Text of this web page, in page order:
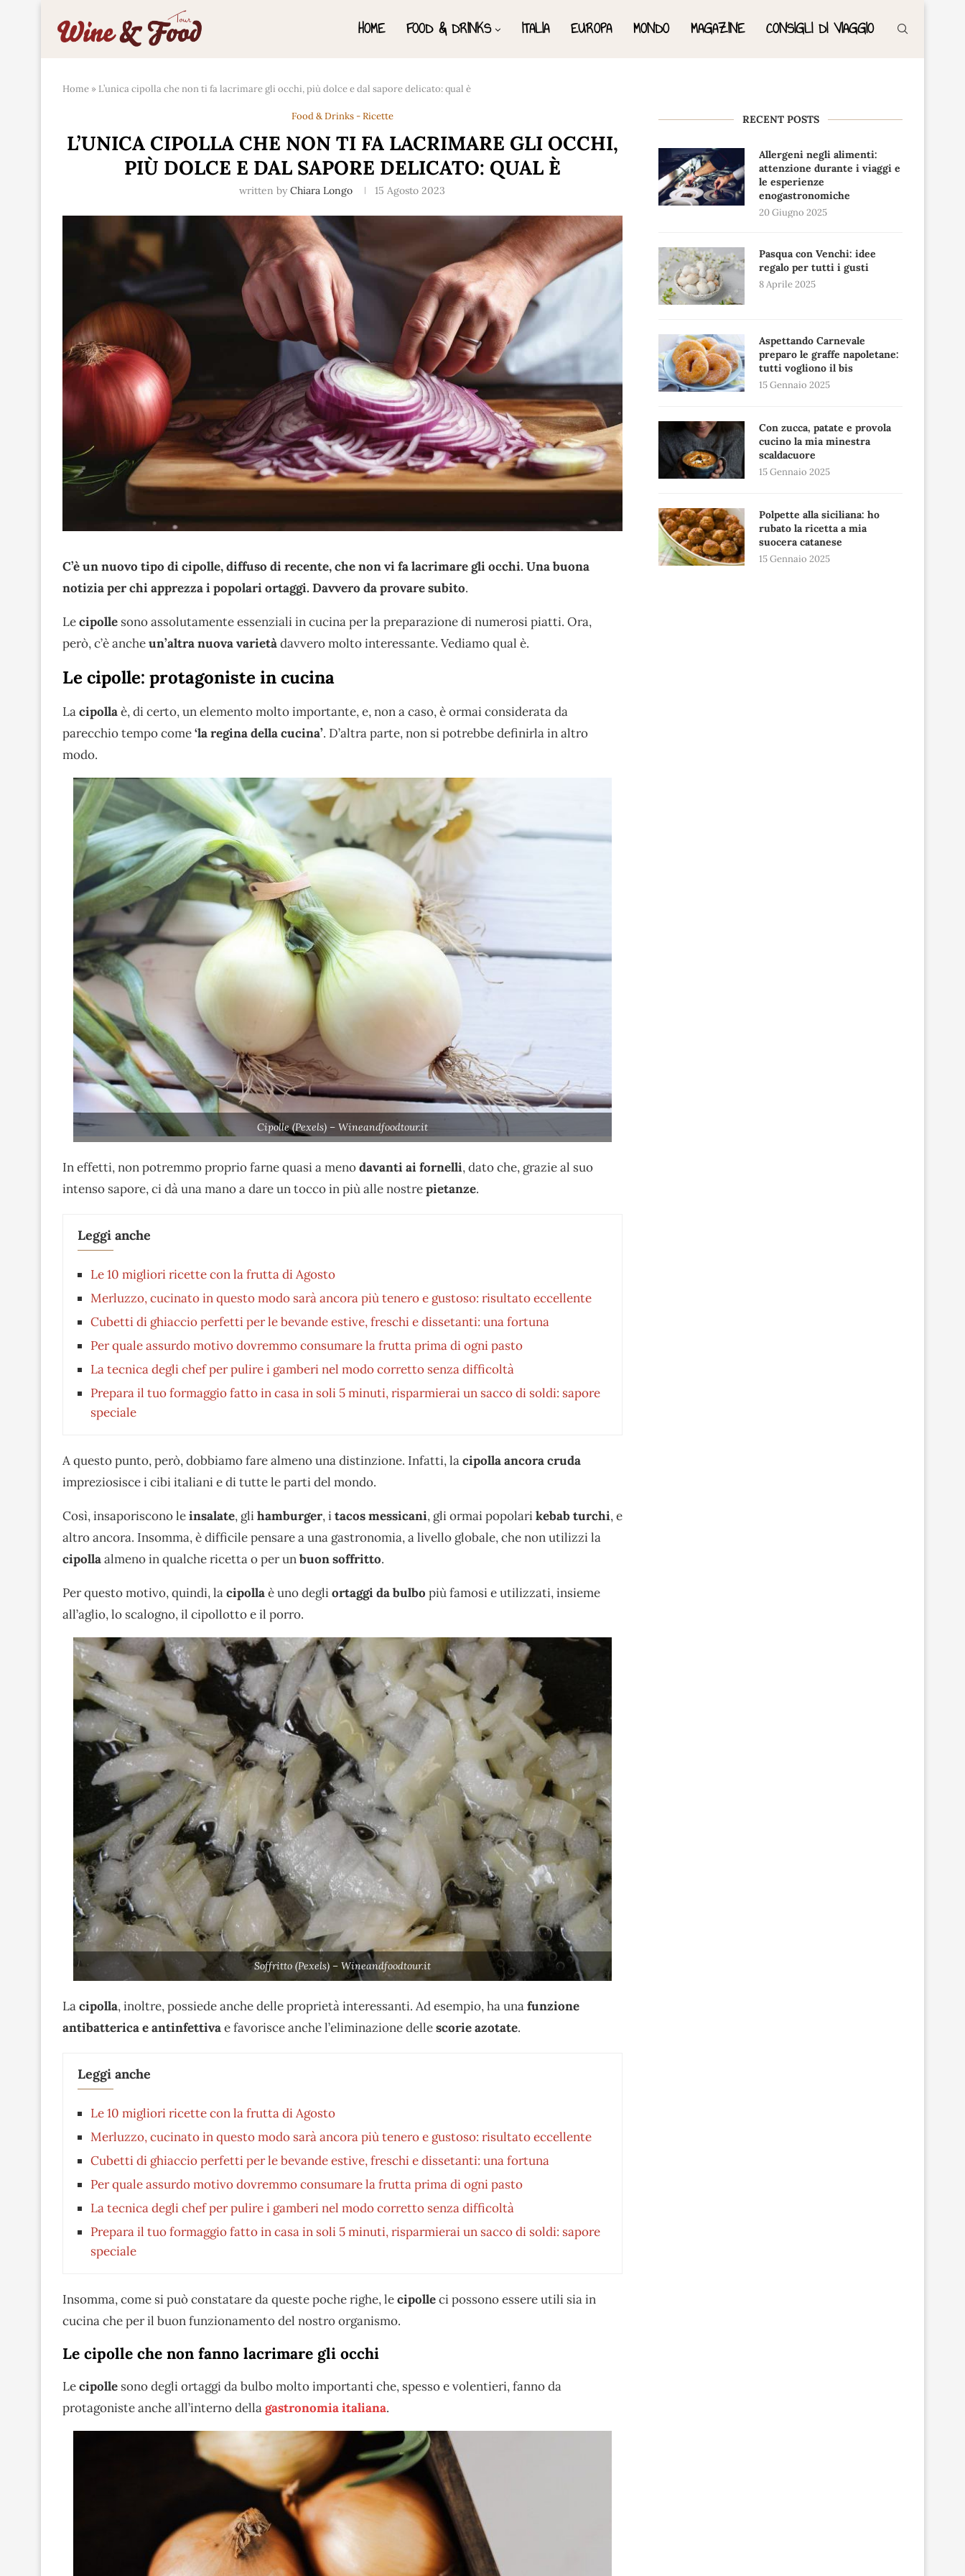
HOME FOOD & DRINKS ITALIA EUROPA MONDO MAGAZINE CONSIGLI DI VIAGGIO
Home » L’unica cipolla che non ti fa lacrimare gli occhi, più dolce e dal sapore delicato: qual è
Food & Drinks - Ricette
L’UNICA CIPOLLA CHE NON TI FA LACRIMARE GLI OCCHI,
PIÙ DOLCE E DAL SAPORE DELICATO: QUAL È
written byChiara Longo 15 Agosto 2023
C’è un nuovo tipo di cipolle, diffuso di recente, che non vi fa lacrimare gli occhi. Una buona
notizia per chi apprezza i popolari ortaggi. Davvero da provare subito.
Lecipolle sono assolutamente essenziali in cucina per la preparazione di numerosi piatti. Ora,
però, c’è ancheun’altra nuova varietàdavvero molto interessante. Vediamo qual è.
Le cipolle: protagoniste in cucina
Lacipollaè, di certo, un elemento molto importante, e, non a caso, è ormai considerata da
parecchio tempo come‘la regina della cucina’. D’altra parte, non si potrebbe definirla in altro
modo.
Cipolle (Pexels) – Wineandfoodtour.it
In effetti, non potremmo proprio farne quasi a menodavanti ai fornelli, dato che, grazie al suo
intenso sapore, ci dà una mano a dare un tocco in più alle nostrepietanze.
Leggi anche
Le 10 migliori ricette con la frutta di Agosto
Merluzzo, cucinato in questo modo sarà ancora più tenero e gustoso: risultato eccellente
Cubetti di ghiaccio perfetti per le bevande estive, freschi e dissetanti: una fortuna
Per quale assurdo motivo dovremmo consumare la frutta prima di ogni pasto
La tecnica degli chef per pulire i gamberi nel modo corretto senza difficoltà
Prepara il tuo formaggio fatto in casa in soli 5 minuti, risparmierai un sacco di soldi: sapore
speciale
A questo punto, però, dobbiamo fare almeno una distinzione. Infatti, lacipollaancora cruda
impreziosisce i cibi italiani e di tutte le parti del mondo.
Così, insaporiscono leinsalate, glihamburger, itacos messicani, gli ormai popolarikebab turchi, e
altro ancora. Insomma, è difficile pensare a una gastronomia, a livello globale, che non utilizzi la
cipollaalmeno in qualche ricetta o per unbuon soffritto.
Per questo motivo, quindi, lacipollaè uno degliortaggi da bulbo più famosi e utilizzati, insieme
all’aglio, lo scalogno, il cipollotto e il porro.
Soffritto (Pexels) – Wineandfoodtour.it
Lacipolla, inoltre, possiede anche delle proprietà interessanti. Ad esempio, ha unafunzione
antibatterica e antinfettivae favorisce anche l’eliminazione dellescorie azotate.
Leggi anche
Le 10 migliori ricette con la frutta di Agosto
Merluzzo, cucinato in questo modo sarà ancora più tenero e gustoso: risultato eccellente
Cubetti di ghiaccio perfetti per le bevande estive, freschi e dissetanti: una fortuna
Per quale assurdo motivo dovremmo consumare la frutta prima di ogni pasto
La tecnica degli chef per pulire i gamberi nel modo corretto senza difficoltà
Prepara il tuo formaggio fatto in casa in soli 5 minuti, risparmierai un sacco di soldi: sapore
speciale
Insomma, come si può constatare da queste poche righe, lecipolleci possono essere utili sia in
cucina che per il buon funzionamento del nostro organismo.
Le cipolle che non fanno lacrimare gli occhi
Lecipolle sono degli ortaggi da bulbo molto importanti che, spesso e volentieri, fanno da
protagoniste anche all’interno dellagastronomia italiana.
RECENT POSTS
Allergeni negli alimenti:
attenzione durante i viaggi e
le esperienze
enogastronomiche
20 Giugno 2025
Pasqua con Venchi: idee
regalo per tutti i gusti
8 Aprile 2025
Aspettando Carnevale
preparo le graffe napoletane:
tutti vogliono il bis
15 Gennaio 2025
Con zucca, patate e provola
cucino la mia minestra
scaldacuore
15 Gennaio 2025
Polpette alla siciliana: ho
rubato la ricetta a mia
suocera catanese
15 Gennaio 2025